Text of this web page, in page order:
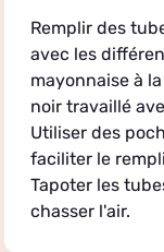
Remplir des
avec les
mayonnaise à
noir travaillé
Utiliser des
faciliter le
Tapoter les
chasser l'air.